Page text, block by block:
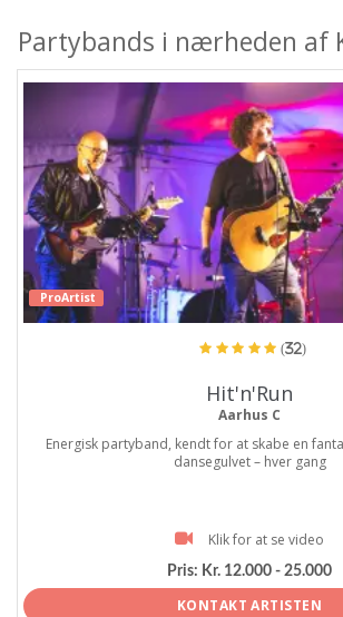
Partybands i nærheden af
ProArtist
(32)
Hit'n'Run
Aarhus C
Energisk partyband, kendt for at skabe en
dansegulvet – hver gang
Klik for at se video
Pris: Kr. 12.000 - 25.000
KONTAKT ARTISTEN